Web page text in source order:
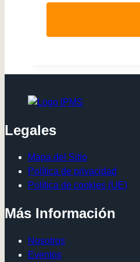
Legales
Mapa del Sitio
Política de privacidad
Política de cookies (UE)
Más Información
Nosotros
Eventos